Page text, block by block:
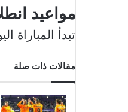
مواعيد
تبدأ المباراة اليوم الأربعاء 27
مقالات ذات صلة